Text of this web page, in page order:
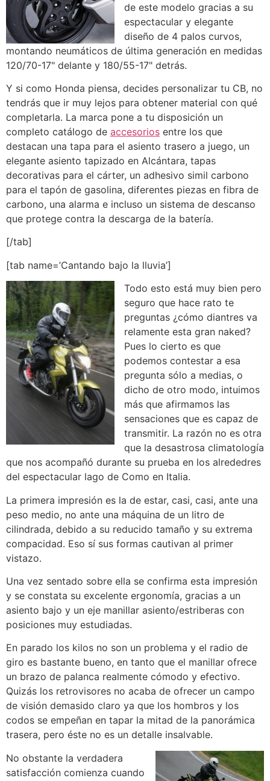
de este modelo gracias a su
espectacular y elegante
diseño de 4 palos curvos,
montando neumáticos de última generación en medidas
120/70-17" delante y 180/55-17" detrás.
Y si como Honda piensa, decides personalizar tu CB, no
tendrás que ir muy lejos para obtener material con qué
completarla. La marca pone a tu disposición un
completo catálogo de accesorios entre los que
destacan una tapa para el asiento trasero a juego, un
elegante asiento tapizado en Alcántara, tapas
decorativas para el cárter, un adhesivo simil carbono
para el tapón de gasolina, diferentes piezas en fibra de
carbono, una alarma e incluso un sistema de descanso
que protege contra la descarga de la batería.
[/tab]
[tab name=’Cantando bajo la lluvia’]
Todo esto está muy bien pero
seguro que hace rato te
preguntas ¿cómo diantres va
relamente esta gran naked?
Pues lo cierto es que
podemos contestar a esa
pregunta sólo a medias, o
dicho de otro modo, intuimos
más que afirmamos las
sensaciones que es capaz de
transmitir. La razón no es otra
que la desastrosa climatología
que nos acompañó durante su prueba en los alrededres
del espectacular lago de Como en Italia.
La primera impresión es la de estar, casi, casi, ante una
peso medio, no ante una máquina de un litro de
cilindrada, debido a su reducido tamaño y su extrema
compacidad. Eso sí sus formas cautivan al primer
vistazo.
Una vez sentado sobre ella se confirma esta impresión
y se constata su excelente ergonomía, gracias a un
asiento bajo y un eje manillar asiento/estriberas con
posiciones muy estudiadas.
En parado los kilos no son un problema y el radio de
giro es bastante bueno, en tanto que el manillar ofrece
un brazo de palanca realmente cómodo y efectivo.
Quizás los retrovisores no acaba de ofrecer un campo
de visión demasido claro ya que los hombros y los
codos se empeñan en tapar la mitad de la panorámica
trasera, pero éste no es un detalle insalvable.
No obstante la verdadera
satisfacción comienza cuando